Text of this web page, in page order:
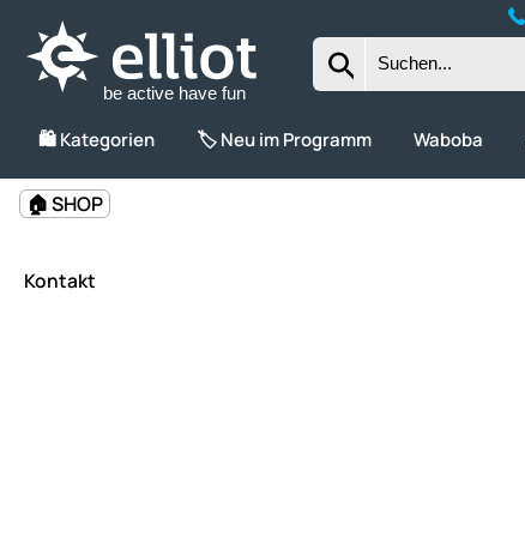
be active have fun
🛍️ Kategorien 🏷️ Neu im Programm Waboba
🏠 SHOP
Kontakt